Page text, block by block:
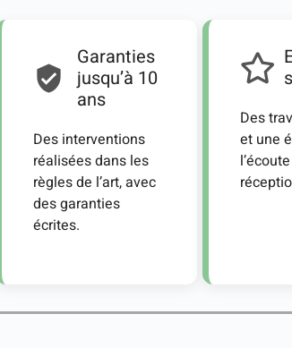
Garanties
jusqu’à 10
ans
Des interventions
réalisées dans les
règles de l’art, avec
des garanties
écrites.
Des
et une